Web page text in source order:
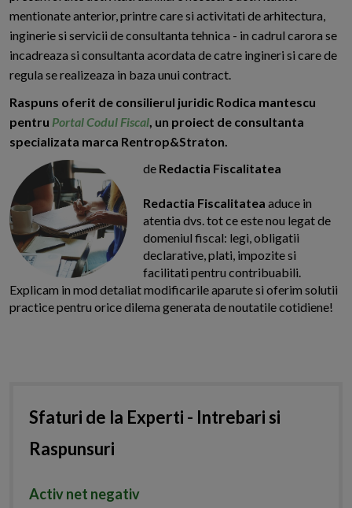
mentionate anterior, printre care si activitati de arhitectura,
inginerie si servicii de consultanta tehnica - in cadrul carora se
incadreaza si consultanta acordata de catre ingineri si care de
regula se realizeaza in baza unui contract.
Raspuns oferit de consilierul juridic Rodica mantescu
pentru Portal Codul Fiscal, un proiect de consultanta
specializata marca Rentrop&Straton.
de Redactia Fiscalitatea
Redactia Fiscalitatea aduce in
atentia dvs. tot ce este nou legat de
domeniul fiscal: legi, obligatii
declarative, plati, impozite si
facilitati pentru contribuabili.
Explicam in mod detaliat modificarile aparute si oferim solutii
practice pentru orice dilema generata de noutatile cotidiene!
Sfaturi de la Experti - Intrebari si
Raspunsuri
Activ net negativ